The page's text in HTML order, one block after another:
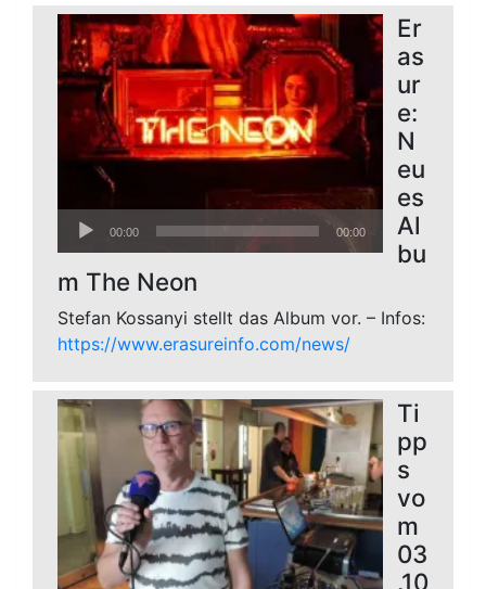
Audio-
Player
00:00 00:00
Er
as
ur
e:
N
eu
es
Al
bu
m The Neon
Stefan Kossanyi stellt das Album vor. – Infos:
https://www.erasureinfo.com/news/
Ti
pp
s
vo
m
03
.10